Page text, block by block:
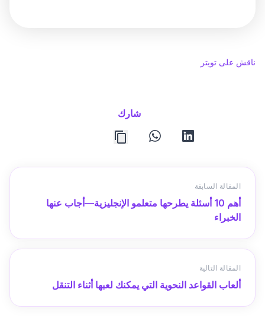
ناقش على تويتر
شارك
linkedin
whatsapp
المقالة السابقة
أهم 10 أسئلة يطرحها متعلمو الإنجليزية—أجاب عنها
الخبراء
المقالة التالية
ألعاب القواعد النحوية التي يمكنك لعبها أثناء التنقل